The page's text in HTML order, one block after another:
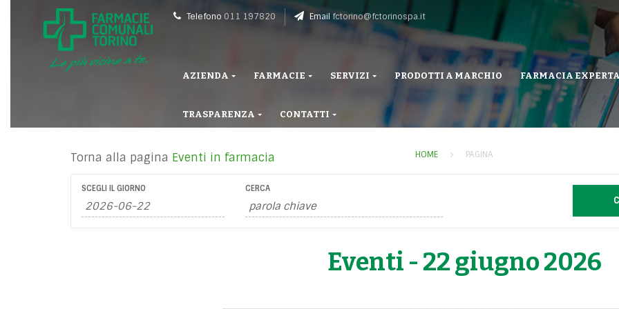
Telefono 011 197820 Email fctorino@fctorinospa.it
AZIENDA FARMACIE SERVIZI PRODOTTI A MARCHIO FARMACIA EXPERTA
TRASPARENZA CONTATTI
HOME PAGINA
Torna alla pagina Eventi in farmacia
SCEGLI IL GIORNO CERCA
Eventi - 22 giugno 2026